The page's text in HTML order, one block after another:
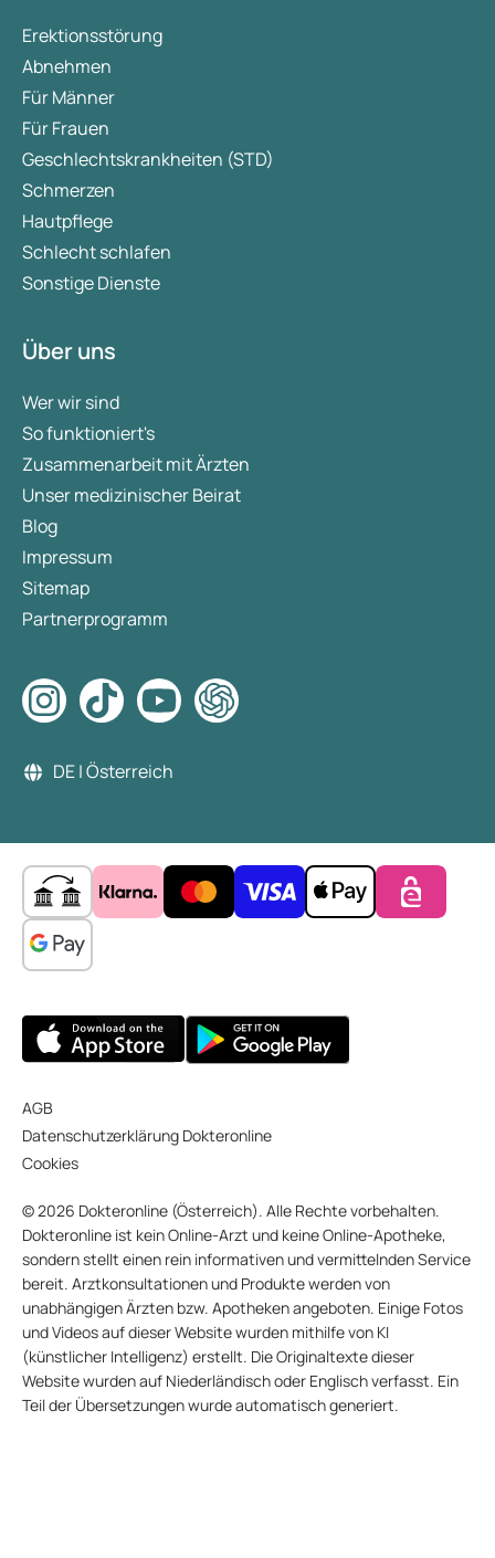
Erektionsstörung
Abnehmen
Für Männer
Für Frauen
Geschlechtskrankheiten (STD)
Schmerzen
Hautpflege
Schlecht schlafen
Sonstige Dienste
Über uns
Wer wir sind
So funktioniert's
Zusammenarbeit mit Ärzten
Unser medizinischer Beirat
Blog
Impressum
Sitemap
Partnerprogramm
DE | Österreich
AGB
Datenschutzerklärung Dokteronline
Cookies
© 2026 Dokteronline (Österreich). Alle Rechte vorbehalten.
Dokteronline ist kein Online-Arzt und keine Online-Apotheke,
sondern stellt einen rein informativen und vermittelnden Service
bereit. Arztkonsultationen und Produkte werden von
unabhängigen Ärzten bzw. Apotheken angeboten. Einige Fotos
und Videos auf dieser Website wurden mithilfe von KI
(künstlicher Intelligenz) erstellt. Die Originaltexte dieser
Website wurden auf Niederländisch oder Englisch verfasst. Ein
Teil der Übersetzungen wurde automatisch generiert.